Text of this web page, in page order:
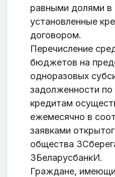
Бюро социальной
Email:pr@basw-ngo.by
Тел./Факс:+375 (17)
Подпишитесь:
Ваше имя
E-mail
равными долями в
установленные
договором.
Перечисление
бюджетов на
одноразовых
задолженности по
кредитам
ежемесячно в
заявками
общества
ЗБеларусбанкИ.
Граждане,